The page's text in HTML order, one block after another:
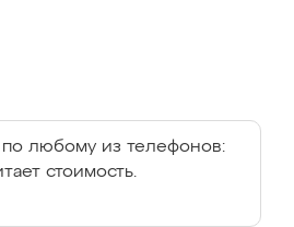
любому из телефонов:
стоимость.